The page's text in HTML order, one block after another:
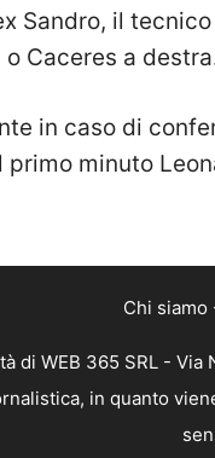
Sandro, il
Caceres a
in caso di
minuto
Chi siamo
di WEB 365 SRL - Via
in quanto